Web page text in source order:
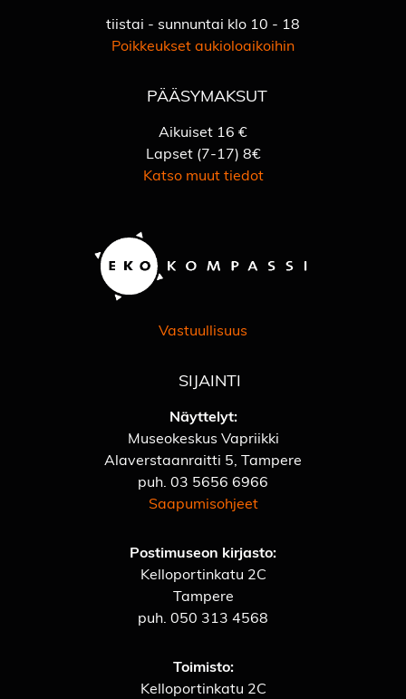
tiistai - sunnuntai klo 10 - 18
Poikkeukset aukioloaikoihin
PÄÄSYMAKSUT
Aikuiset 16 €
Lapset (7-17) 8€
Katso muut tiedot
Vastuullisuus
SIJAINTI
Näyttelyt:
Museokeskus Vapriikki
Alaverstaanraitti 5, Tampere
puh. 03 5656 6966
Saapumisohjeet
Postimuseon kirjasto:
Kelloportinkatu 2C
Tampere
puh. 050 313 4568
Toimisto:
Kelloportinkatu 2C